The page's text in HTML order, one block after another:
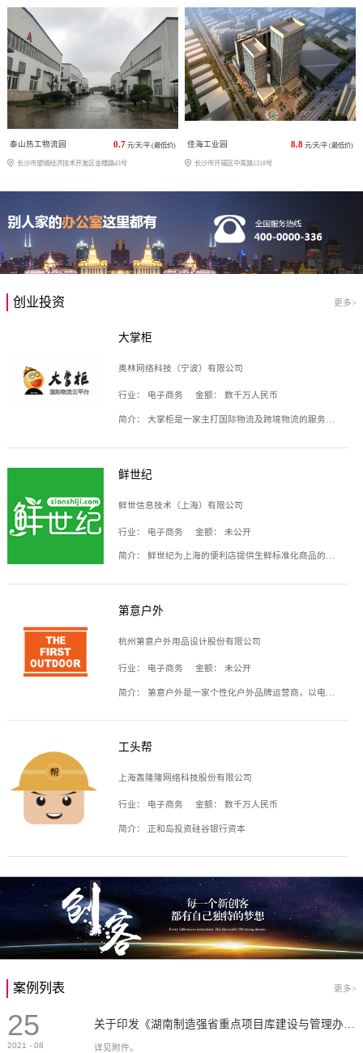
泰山热工物流园 0.7 元/天/平 (最低价)
长沙市望城经济技术开发区金穗路43号
佳海工业园 8.8 元/天/平 (最低价)
长沙市开福区中青路1318号
创业投资 更多>
大掌柜
奥林网络科技（宁波）有限公司
行业： 电子商务 金额： 数千万人民币
简介： 大掌柜是一家主打国际物流及跨境物流的服务云平台，致力于帮助全球国际物流企业在互联网上建立自己的平台，核心产品包括运价通、生意通、业务通、订舱通、招财通等，奥林网络科技（宁波）有限公司旗下产品。
鲜世纪
鲜世信息技术（上海）有限公司
行业： 电子商务 金额： 未公开
简介： 鲜世纪为上海的便利店提供生鲜标准化商品的供应链服务，帮商家解决生鲜采购、运营问题，帮助商家销售。平台提供的商品覆盖果蔬肉类、常温与低温奶制品、冷冻食品、零食饮料、粮油副食、居家洗护等多个品类，上架SKU3000余个。公司建立了近万平方米的仓储场地和物流配送体系，为合作商家提供快速配送服务。
第意户外
杭州第意户外用品设计股份有限公司
行业： 电子商务 金额： 未公开
简介： 第意户外是一家个性化户外品牌运营商，以电子商务为主要载体，主要从事户外产品的设计、生产、销售业务，产品包含冲锋衣、户外鞋、户外背包等。
工头帮
上海轰隆隆网络科技股份有限公司
行业： 电子商务 金额： 数千万人民币
简介： 正和岛投资硅谷银行资本
案例列表 更多>
25
2021 - 08 详见附件。